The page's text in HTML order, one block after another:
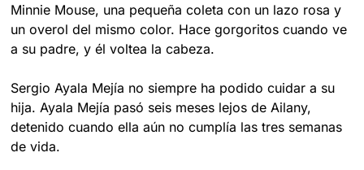
Minnie Mouse, una pequeña coleta con un lazo rosa y
un overol del mismo color. Hace gorgoritos cuando ve
a su padre, y él voltea la cabeza.
Sergio Ayala Mejía no siempre ha podido cuidar a su
hija. Ayala Mejía pasó seis meses lejos de Ailany,
detenido cuando ella aún no cumplía las tres semanas
de vida.